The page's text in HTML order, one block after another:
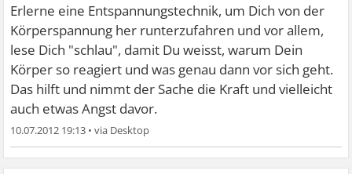
Erlerne eine Entspannungstechnik, um Dich von der
Körperspannung her runterzufahren und vor allem,
lese Dich "schlau", damit Du weisst, warum Dein
Körper so reagiert und was genau dann vor sich geht.
Das hilft und nimmt der Sache die Kraft und vielleicht
auch etwas Angst davor.
10.07.2012 19:13 •